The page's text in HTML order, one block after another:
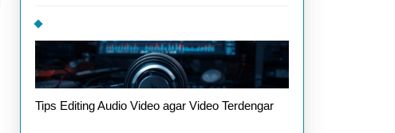
Tips Editing Audio Video agar Video Terdengar